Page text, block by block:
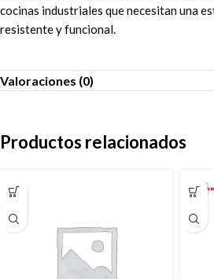
cocinas industriales que necesitan una
resistente y funcional.
Valoraciones (0)
Productos relacionados